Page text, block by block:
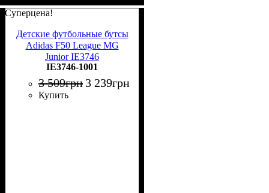
Суперцена!
Детские футбольные бутсы
Adidas F50 League MG
Junior IE3746
IE3746-1001
3 509грн 3 239грн
Купить